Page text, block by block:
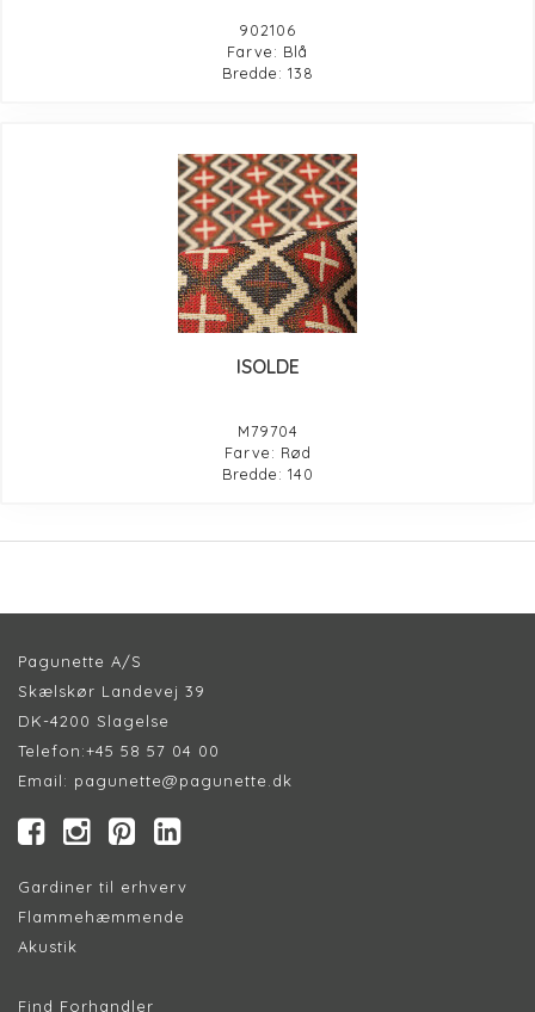
902106
Farve: Blå
Bredde: 138
ISOLDE
M79704
Farve: Rød
Bredde: 140
Pagunette A/S
Skælskør Landevej 39
DK-4200 Slagelse
Telefon:+45 58 57 04 00
Email: pagunette@pagunette.dk
Gardiner til erhverv
Flammehæmmende
Akustik
Find Forhandler